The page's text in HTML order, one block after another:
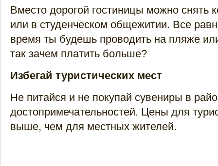
Вместо дорогой гостиницы можно снять
или в студенческом общежитии. Все
время ты будешь проводить на пляже
так зачем платить больше?
Избегай туристических мест
Не питайся и не покупай сувениры в
достопримечательностей. Цены для
выше, чем для местных жителей.